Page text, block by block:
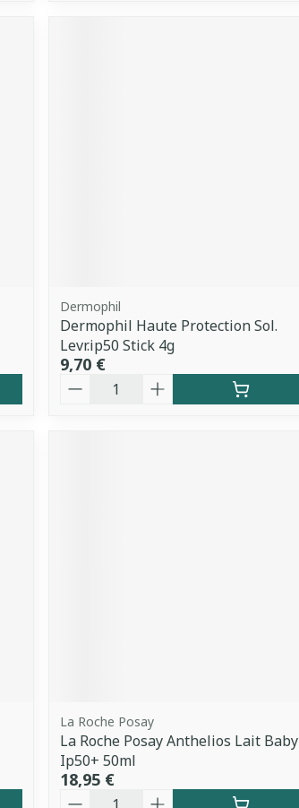
Dermophil
Dermophil Haute Protection Sol.
Levr.ip50 Stick 4g
9,70 €
Quantité
La Roche Posay
La Roche Posay Anthelios Lait Baby
Ip50+ 50ml
18,95 €
Quantité